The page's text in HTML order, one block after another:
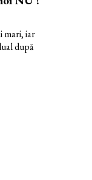
mari, iar
după